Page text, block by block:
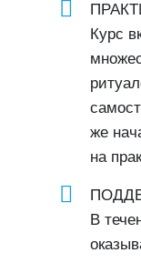
Курс
же
на
В